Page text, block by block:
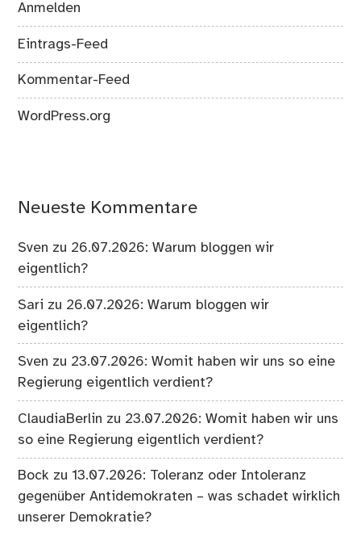
Anmelden
Eintrags-Feed
Kommentar-Feed
WordPress.org
Neueste Kommentare
Sven zu 26.07.2026: Warum bloggen wir
eigentlich?
Sari zu 26.07.2026: Warum bloggen wir
eigentlich?
Sven zu 23.07.2026: Womit haben wir uns so eine
Regierung eigentlich verdient?
ClaudiaBerlin zu 23.07.2026: Womit haben wir uns
so eine Regierung eigentlich verdient?
Bock zu13.07.2026: Toleranz oder Intoleranz
gegenüber Antidemokraten – was schadet wirklich
unserer Demokratie?